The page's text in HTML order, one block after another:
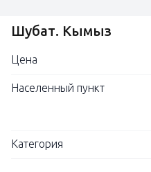
Шубат. Кымыз
Цена
Населенный пункт
Категория